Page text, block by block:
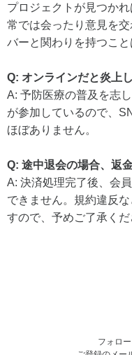
プロジェクトが見つか
常では会ったり意見を
バーと関わりを持つこと
Q: オンラインだと炎上
A: 予防医療の普及を志
が参加しているので、
ほぼありません。
Q: 途中退会の場合、返
A: 決済処理完了後、会
できません。規約違反
すので、予めご了承くだ
フォロ